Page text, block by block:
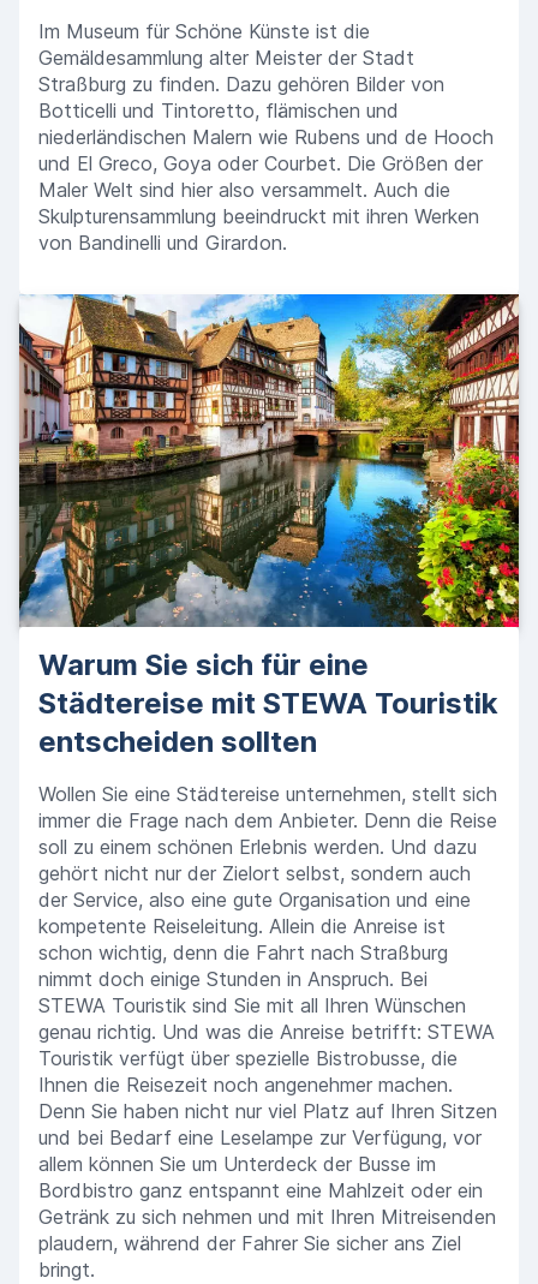
Im Museum für Schöne Künste ist die
Gemäldesammlung alter Meister der Stadt
Straßburg zu finden. Dazu gehören Bilder von
Botticelli und Tintoretto, flämischen und
niederländischen Malern wie Rubens und de Hooch
und El Greco, Goya oder Courbet. Die Größen der
Maler Welt sind hier also versammelt. Auch die
Skulpturensammlung beeindruckt mit ihren Werken
von Bandinelli und Girardon.
Warum Sie sich für eine
Städtereise mit STEWA Touristik
entscheiden sollten
Wollen Sie eine Städtereise unternehmen, stellt sich
immer die Frage nach dem Anbieter. Denn die Reise
soll zu einem schönen Erlebnis werden. Und dazu
gehört nicht nur der Zielort selbst, sondern auch
der Service, also eine gute Organisation und eine
kompetente Reiseleitung. Allein die Anreise ist
schon wichtig, denn die Fahrt nach Straßburg
nimmt doch einige Stunden in Anspruch. Bei
STEWA Touristik sind Sie mit all Ihren Wünschen
genau richtig. Und was die Anreise betrifft: STEWA
Touristik verfügt über spezielle Bistrobusse, die
Ihnen die Reisezeit noch angenehmer machen.
Denn Sie haben nicht nur viel Platz auf Ihren Sitzen
und bei Bedarf eine Leselampe zur Verfügung, vor
allem können Sie um Unterdeck der Busse im
Bordbistro ganz entspannt eine Mahlzeit oder ein
Getränk zu sich nehmen und mit Ihren Mitreisenden
plaudern, während der Fahrer Sie sicher ans Ziel
bringt.